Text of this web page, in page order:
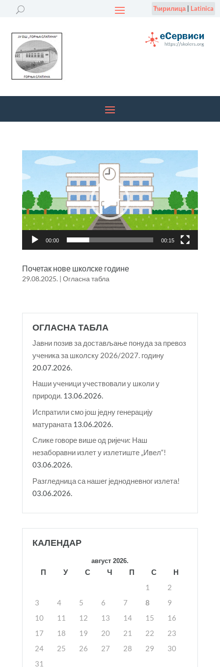
Ћирилица| Latinica
Прегледач
записа
00:00 00:15
Почетак нове школске године
29.08.2025. | Огласна табла
ОГЛАСНА ТАБЛА
Јавни позив за достављање понуда за превоз
ученика за школску 2026/2027. годину
20.07.2026.
Наши ученици учествовали у школи у
природи. 13.06.2026.
Испратили смо још једну генерацију
матураната 13.06.2026.
Слике говоре више од ријечи: Наш
незаборавни излет у излетиште „Ивел“!
03.06.2026.
Разгледница са нашег једнодневног излета!
03.06.2026.
КАЛЕНДАР
август 2026.
П У С Ч П С
Н
1
2
3
4 5 6 7 8
9
10
11 12 13 14 15
16
17
18 19 20 21 22
23
24
25 26 27 28 29
30
31